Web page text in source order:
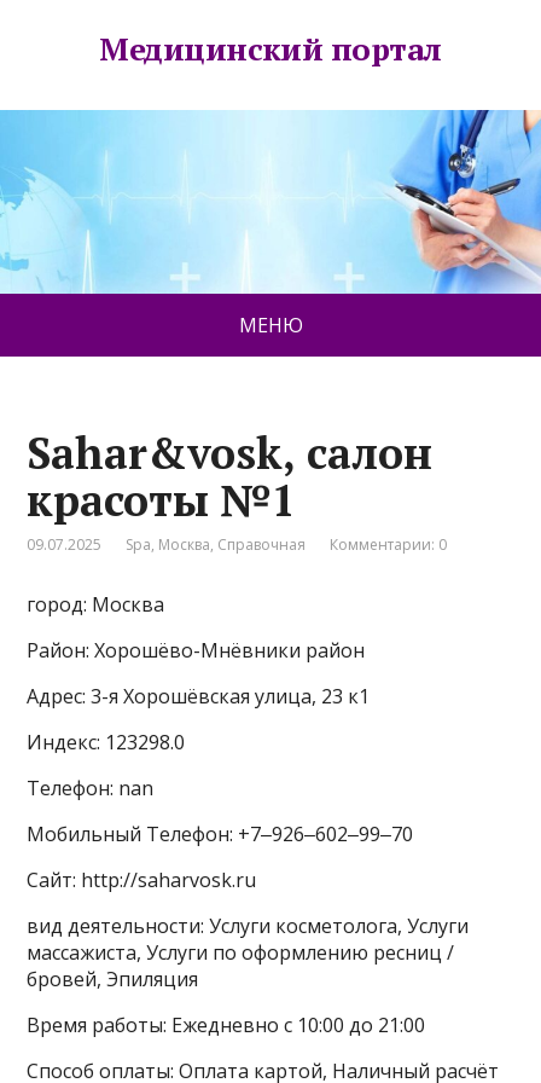
Медицинский портал
МЕНЮ
Sahar&vosk, салон
красоты №1
09.07.2025 Spa, Москва, Справочная Комментарии: 0
город: Москва
Район: Хорошёво-Мнёвники район
Адрес: 3-я Хорошёвская улица, 23 к1
Индекс: 123298.0
Телефон: nan
Мобильный Телефон: +7‒926‒602‒99‒70
Сайт: http://saharvosk.ru
вид деятельности: Услуги косметолога, Услуги
массажиста, Услуги по оформлению ресниц /
бровей, Эпиляция
Время работы: Ежедневно с 10:00 до 21:00
Способ оплаты: Оплата картой, Наличный расчёт